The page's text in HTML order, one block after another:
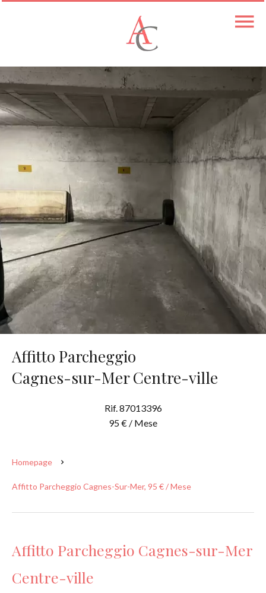
Affitto Parcheggio
Cagnes-sur-Mer Centre-ville
Rif. 87013396
95 € / Mese
Homepage
Affitto Parcheggio Cagnes-Sur-Mer, 95 € / Mese
Affitto Parcheggio Cagnes-sur-Mer
Centre-ville